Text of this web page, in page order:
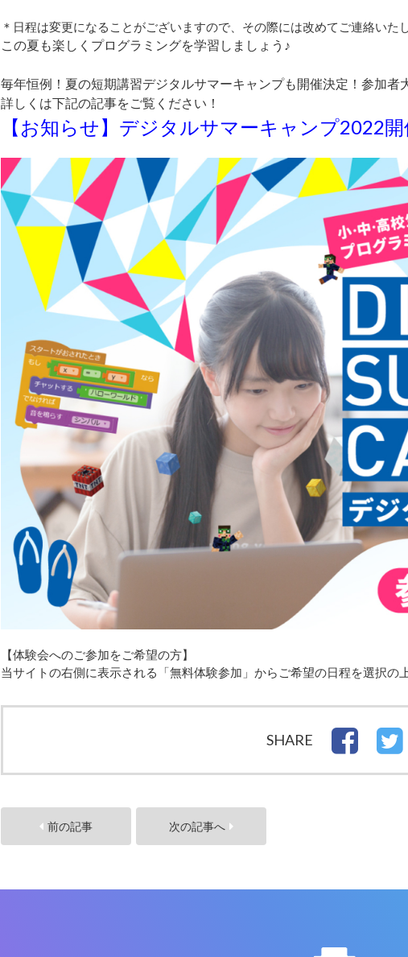
＊日程は変更になることがございますので、 その際には改めてご連絡いた
この夏も楽しくプログラミングを学習しましょう♪
毎年恒例！夏の短期講習デジタルサマーキャンプも開催決定！参加者
詳しくは下記の記事をご覧ください！
【お知らせ】デジタルサマーキャンプ2022開
【体験会へのご参加をご希望の方】
当サイトの右側に表示される「無料体験参加」からご希望の日程を選択の
SHARE
前の記事 次の記事へ